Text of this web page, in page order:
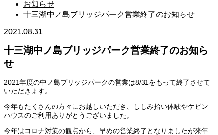
お知らせ
十三湖中ノ島ブリッジパーク営業終了のお知らせ
2021.08.31
十三湖中ノ島ブリッジパーク営業終了のお知ら
せ
2021年度の中ノ島ブリッジパークの営業は8/31をもって終了させて
いただきます。
今年もたくさんの方々にお越しいただき、しじみ拾い体験やケビン
ハウスのご利用ありがとうございました。
今年はコロナ対策の観点から、早めの営業終了となりましたが来年